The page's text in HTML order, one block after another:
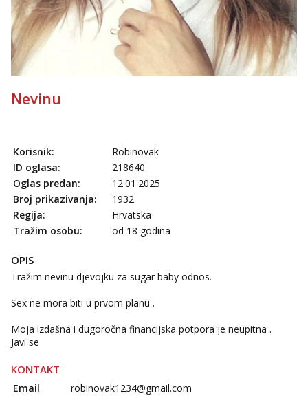
Nevinu
Korisnik:
Robinovak
ID oglasa:
218640
Oglas predan:
12.01.2025
Broj prikazivanja:
1932
Regija:
Hrvatska
Tražim osobu:
od 18 godina
OPIS
Tražim nevinu djevojku za sugar baby odnos.
Sex ne mora biti u prvom planu .
Moja izdašna i dugoročna financijska potpora je neupitna .
Javi se
KONTAKT
Email robinovak1234@gmail.com